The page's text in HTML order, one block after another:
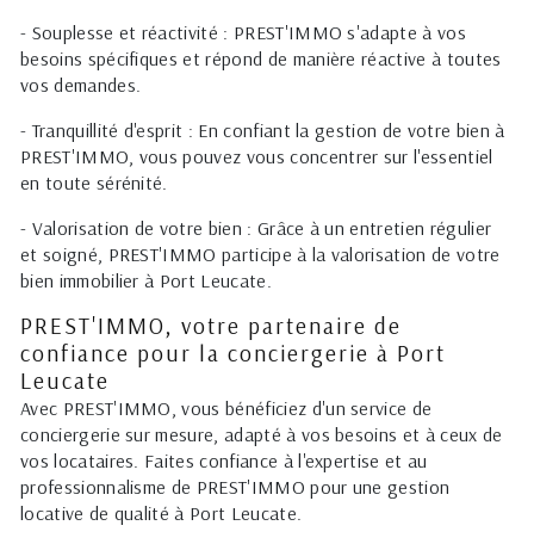
- Souplesse et réactivité : PREST'IMMO s'adapte à vos
besoins spécifiques et répond de manière réactive à toutes
vos demandes.
- Tranquillité d'esprit : En confiant la gestion de votre bien à
PREST'IMMO, vous pouvez vous concentrer sur l'essentiel
en toute sérénité.
- Valorisation de votre bien : Grâce à un entretien régulier
et soigné, PREST'IMMO participe à la valorisation de votre
bien immobilier à Port Leucate.
PREST'IMMO, votre partenaire de
confiance pour la conciergerie à Port
Leucate
Avec PREST'IMMO, vous bénéficiez d'un service de
conciergerie sur mesure, adapté à vos besoins et à ceux de
vos locataires. Faites confiance à l'expertise et au
professionnalisme de PREST'IMMO pour une gestion
locative de qualité à Port Leucate.